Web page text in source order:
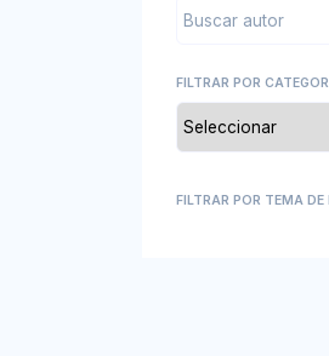
FILTRAR POR
FILTRAR POR TEMA DE